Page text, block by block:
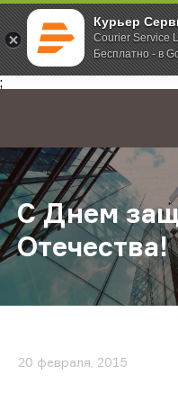
Курьер
Courier Service
Бесплатно - в
;
Главная О компании
С Днем
Отечества!
20 февраля, 2015